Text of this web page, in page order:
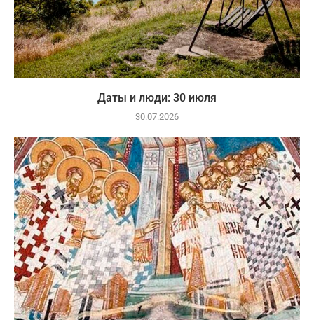
Даты и люди: 30 июля
30.07.2026